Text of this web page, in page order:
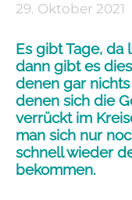
29. Oktober 2021
Es gibt Tage, da
dann gibt es
denen gar
denen sich die
verrückt im
man sich nur
schnell wieder
bekommen.